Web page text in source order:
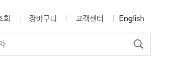
회 장바구니 고객센터 English